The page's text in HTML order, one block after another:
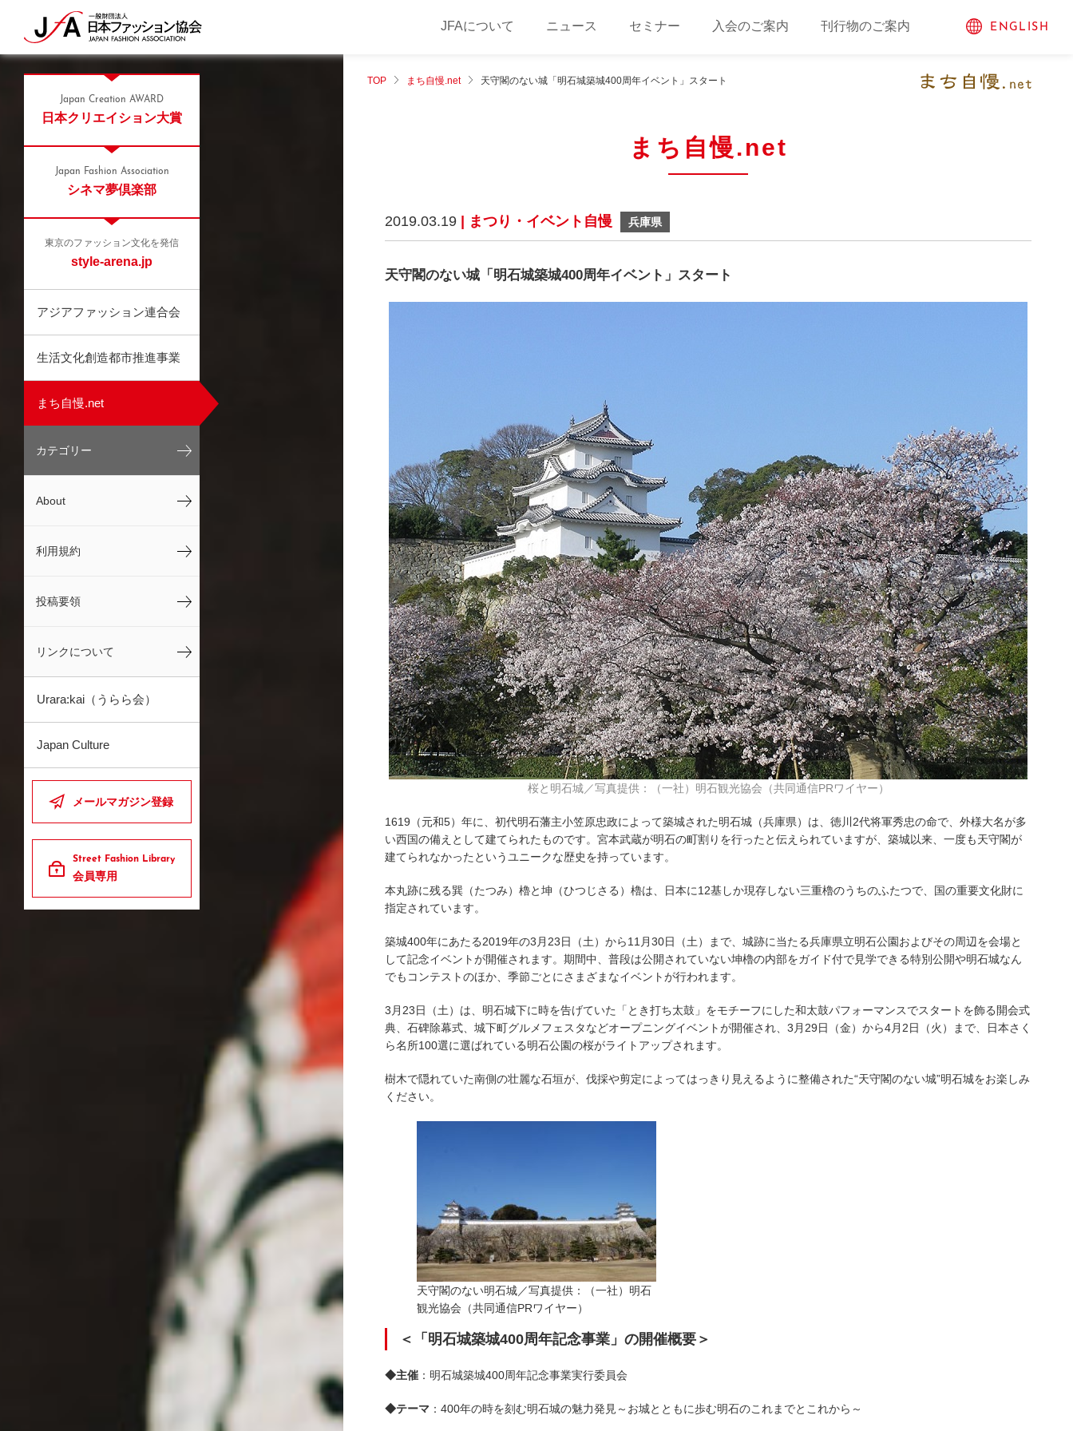
JFAについて ニュース セミナー 入会のご案内 刊行物のご案内 ENGLISH
Japan Creation AWARD
日本クリエイション大賞
Japan Fashion Association
シネマ夢倶楽部
東京のファッション文化を発信
style-arena.jp
アジアファッション連合会
生活文化創造都市推進事業
まち自慢.net
カテゴリー
About
利用規約
投稿要領
リンクについて
Urara:kai（うらら会）
Japan Culture
メールマガジン登録
Street Fashion Library
会員専用
TOP まち自慢.net 天守閣のない城「明石城築城400周年イベント」スタート
まち自慢.net
2019.03.19 | まつり・イベント自慢 兵庫県
天守閣のない城「明石城築城400周年イベント」スタート
桜と明石城／写真提供：（一社）明石観光協会（共同通信PRワイヤー）
1619（元和5）年に、初代明石藩主小笠原忠政によって築城された明石城（兵庫県）は、徳川2代将軍秀忠の命で、外様大名が多
い西国の備えとして建てられたものです。宮本武蔵が明石の町割りを行ったと伝えられていますが、築城以来、一度も天守閣が
建てられなかったというユニークな歴史を持っています。
本丸跡に残る巽（たつみ）櫓と坤（ひつじさる）櫓は、日本に12基しか現存しない三重櫓のうちのふたつで、国の重要文化財に
指定されています。
築城400年にあたる2019年の3月23日（土）から11月30日（土）まで、城跡に当たる兵庫県立明石公園およびその周辺を会場と
して記念イベントが開催されます。期間中、普段は公開されていない坤櫓の内部をガイド付で見学できる特別公開や明石城なん
でもコンテストのほか、季節ごとにさまざまなイベントが行われます。
3月23日（土）は、明石城下に時を告げていた「とき打ち太鼓」をモチーフにした和太鼓パフォーマンスでスタートを飾る開会式
典、石碑除幕式、城下町グルメフェスタなどオープニングイベントが開催され、3月29日（金）から4月2日（火）まで、日本さく
ら名所100選に選ばれている明石公園の桜がライトアップされます。
樹木で隠れていた南側の壮麗な石垣が、伐採や剪定によってはっきり見えるように整備された“天守閣のない城”明石城をお楽しみ
ください。
天守閣のない明石城／写真提供：（一社）明石
観光協会（共同通信PRワイヤー）
＜「明石城築城400周年記念事業」の開催概要＞
◆主催 ：明石城築城400周年記念事業実行委員会
◆テーマ ：400年の時を刻む明石城の魅力発見～お城とともに歩む明石のこれまでとこれから～